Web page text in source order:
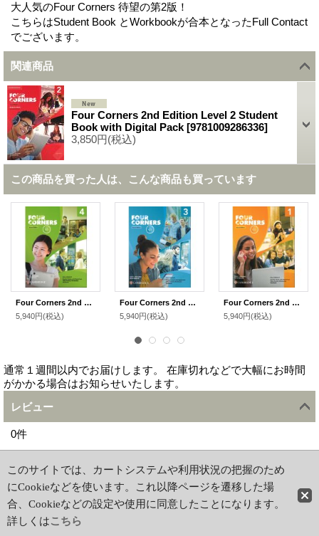
大人気のFour Corners 待望の第2版！
こちらはStudent Book とWorkbookが合本となったFull Contact
でございます。
関連商品
Four Corners 2nd Edition Level 2 Student
Book with Digital Pack [9781009286336]
3,850円(税込)
この商品を買った人は、こんな商品も買っています
Four Corners 2nd Edition Level 4 Full Contact with Digital Pack
5,940円(税込)
Four Corners 2nd Edition Level 3 Full Contact with Digital Pack
5,940円(税込)
Four Corners 2nd Edition Level 1 Full Contact with Digital Pack
5,940円(税込)
通常１週間以内でお届けします。 在庫切れなどで大幅にお時間
がかかる場合はお知らせいたします。
レビュー
0件
ホーム | ショッピングカート
特定商取引法表示 | 初めての方はこちら
PCサイト
Copyright(c)2012 AK Books. All Rights Reserved
このサイトでは、カートシステムや利用状況の把握のため
にCookieなどを使います。これ以降ページを遷移した場
合、Cookieなどの設定や使用に同意したことになります。
詳しくはこちら